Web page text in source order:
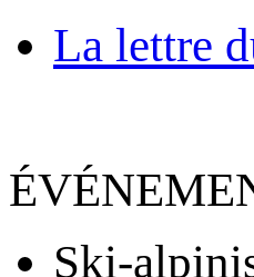
La lettre
Ski-